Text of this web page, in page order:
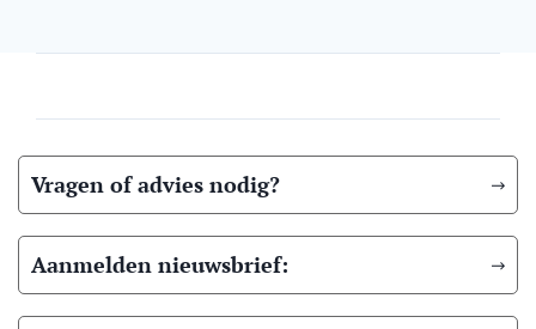
Vragen of advies nodig?
Aanmelden nieuwsbrief: